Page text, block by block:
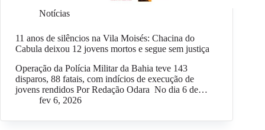
Notícias
11 anos de silêncios na Vila Moisés: Chacina do
Cabula deixou 12 jovens mortos e segue sem justiça
Operação da Polícia Militar da Bahia teve 143
disparos, 88 fatais, com indícios de execução de
jovens rendidos Por Redação Odara No dia 6 de…
fev 6, 2026